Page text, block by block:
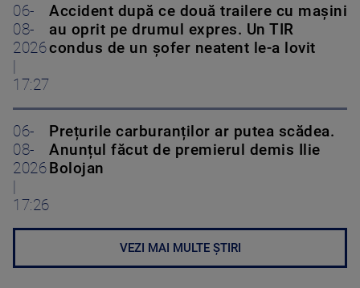
06-
08-
2026
17:27
Accident după ce două trailere cu mașini
au oprit pe drumul expres. Un TIR
condus de un șofer neatent le-a lovit
06-
08-
2026
17:26
Prețurile carburanților ar putea scădea.
Anunțul făcut de premierul demis Ilie
Bolojan
VEZI MAI MULTE ȘTIRI